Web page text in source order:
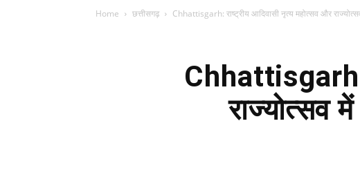
Home छत्तीसगढ़ Chhattisgarh: राष्ट्रीय आदिवासी नृत्य महोत्सव और
Chhattisgarh:
राज्योत्सव